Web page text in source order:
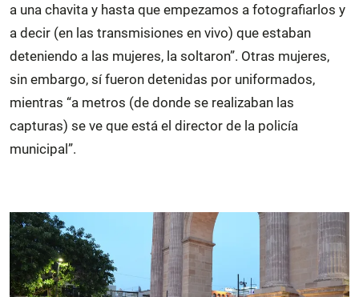
a una chavita y hasta que empezamos a fotografiarlos y
a decir (en las transmisiones en vivo) que estaban
deteniendo a las mujeres, la soltaron”. Otras mujeres,
sin embargo, sí fueron detenidas por uniformados,
mientras “a metros (de donde se realizaban las
capturas) se ve que está el director de la policía
municipal”.